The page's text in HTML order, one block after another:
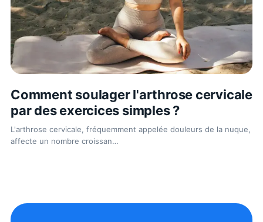
Comment soulager l'arthrose cervicale
par des exercices simples ?
L'arthrose cervicale, fréquemment appelée douleurs de la nuque,
affecte un nombre croissan…